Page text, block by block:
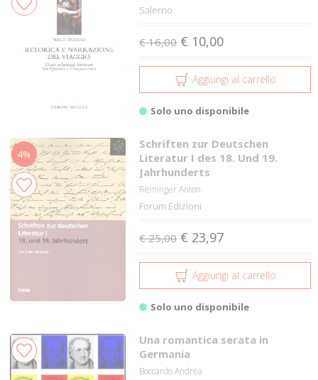
Salerno
€ 16,00 € 10,00
Aggiungi al carrello
Solo uno disponibile
4%
Schriften zur Deutschen
Literatur I des 18. Und 19.
Jahrhunderts
Reininger Anton
Forum Edizioni
€ 25,00 € 23,97
Aggiungi al carrello
Solo uno disponibile
Una romantica serata in
Germania
Boccardo Andrea